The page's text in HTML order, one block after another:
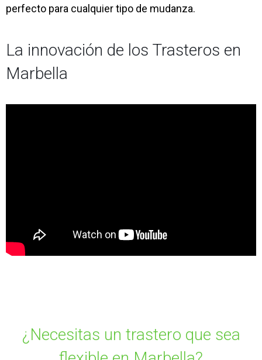
perfecto para cualquier tipo de mudanza.
La innovación de los Trasteros en
Marbella
¿Necesitas un trastero que sea